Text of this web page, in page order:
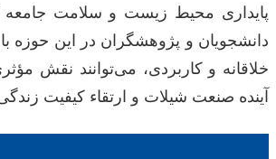
پایداری محیط زیست و سلامت جامعه
دانشجویان و پژوهشگران در این حوزه
خلاقانه و کاربردی، می‌توانند نقش
آینده صنعت شیلات و ارتقاء کیفیت زندگی